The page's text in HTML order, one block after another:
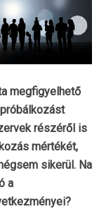
megfigyelhető
részéről is
mértékét,
sikerül. Na
a